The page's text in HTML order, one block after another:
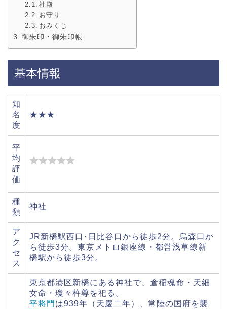
社殿
お守り
おみくじ
御朱印・御朱印帳
基本情報
知
名
度
★★★
平
均
評
価
種
類
神社
ア
ク
セ
ス
JR新橋駅西口･日比谷口から徒歩2分。烏森口か
ら徒歩3分。東京メトロ銀座線・都営浅草線新
橋駅から徒歩3分。
東京都港区新橋にある神社で、倉稲魂命・天細
女命・瓊々杵尊を祀る。
平将門 は939年（天慶二年）、常陸の国府を襲